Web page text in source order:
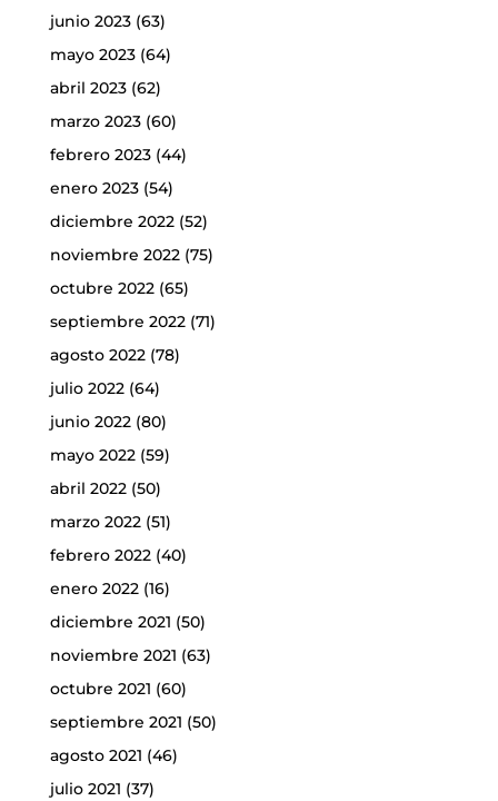
junio 2023(63)
mayo 2023(64)
abril 2023(62)
marzo 2023(60)
febrero 2023(44)
enero 2023(54)
diciembre 2022(52)
noviembre 2022(75)
octubre 2022(65)
septiembre 2022(71)
agosto 2022(78)
julio 2022(64)
junio 2022(80)
mayo 2022(59)
abril 2022(50)
marzo 2022(51)
febrero 2022(40)
enero 2022(16)
diciembre 2021 (50)
noviembre 2021 (63)
octubre 2021 (60)
septiembre 2021 (50)
agosto 2021 (46)
julio 2021 (37)